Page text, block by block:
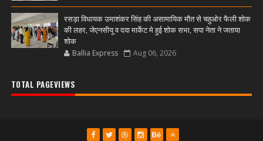
रसड़ा विधायक उमाशंकर सिंह की असामायिक मौत से चहुओर फैली शोक
की लहर, जेएनसीयू व दवा मार्केट मे हुई शोक सभा, सपा नेता ने जताया
शोक
Ballia Express Aug 06, 2026
TOTAL PAGEVIEWS